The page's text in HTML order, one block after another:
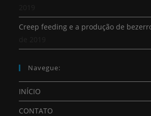
Creep feeding e a produção de
Navegue:
INÍCIO
CONTATO